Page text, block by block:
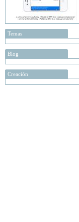
Temas
Blog
Creación